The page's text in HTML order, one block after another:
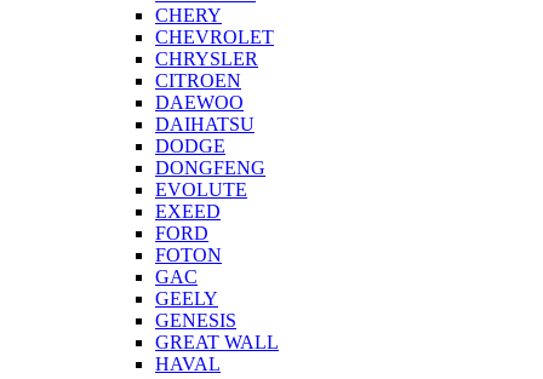
CHERY
CHEVROLET
CHRYSLER
CITROEN
DAEWOO
DAIHATSU
DODGE
DONGFENG
EVOLUTE
EXEED
FORD
FOTON
GAC
GEELY
GENESIS
GREAT WALL
HAVAL